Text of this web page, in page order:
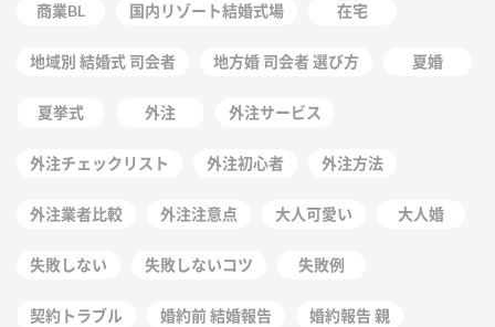
商業BL 国内リゾート結婚式場 在宅
地域別 結婚式 司会者 地方婚 司会者 選び方 夏婚
夏挙式 外注 外注サービス
外注チェックリスト 外注初心者 外注方法
外注業者比較 外注注意点 大人可愛い 大人婚
失敗しない 失敗しないコツ 失敗例
契約トラブル 婚約前 結婚報告 婚約報告 親